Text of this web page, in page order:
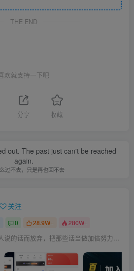
THE END
欢就支持一下吧
分享 收藏
out. The past just can't be reached
again.
过不去，只是再也回不去
关注
0 28.9W+ 280W+
别因为别人说的话而放弃，把那些话当做加倍努力的动力